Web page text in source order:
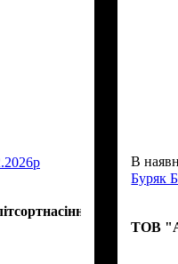
В
Буряк
ТОВ